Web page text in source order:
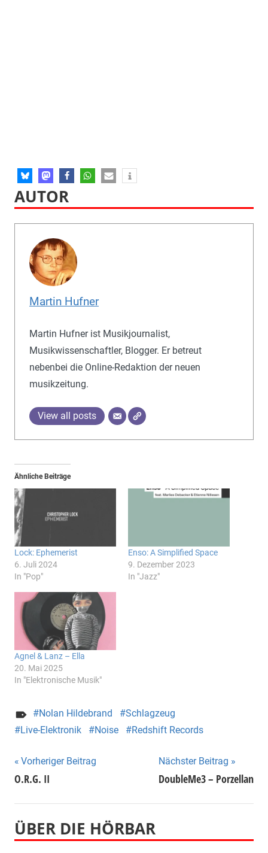
AUTOR
Martin Hufner
Martin Hufner ist Musikjournalist,
Musikwissenschaftler, Blogger. Er betreut
nebenbei die Online-Redaktion der neuen
musikzeitung.
View all posts
Ähnliche Beiträge
Lock: Ephemerist
6. Juli 2024
In "Pop"
Enso: A Simplified Space
9. Dezember 2023
In "Jazz"
Agnel & Lanz – Ella
20. Mai 2025
In "Elektronische Musik"
Nolan Hildebrand
Schlagzeug
Live-Elektronik
Noise Redshift Records
Beitragsnavigation
Vorheriger Beitrag
O.R.G. II
Nächster Beitrag
DoubleMe3 – Porzellan
ÜBER DIE HÖRBAR